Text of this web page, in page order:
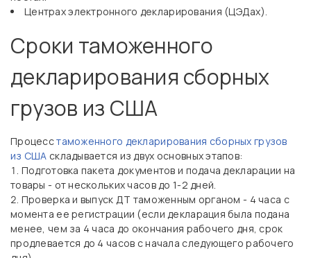
Центрах электронного декларирования (ЦЭДах).
Сроки таможенного
декларирования сборных
грузов из США
Процесстаможенного декларирования сборных грузов
из США складывается из двух основных этапов:
Подготовка пакета документов и подача декларации на
товары - от нескольких часов до 1-2 дней.
Проверка и выпуск ДТ таможенным органом - 4 часа с
момента ее регистрации (если декларация была подана
менее, чем за 4 часа до окончания рабочего дня, срок
продлевается до 4 часов с начала следующего рабочего